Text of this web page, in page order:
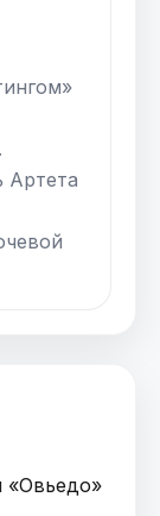
Артета
«Овьедо»